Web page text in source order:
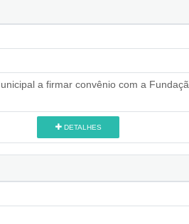
a firmar convênio com a
DETALHES